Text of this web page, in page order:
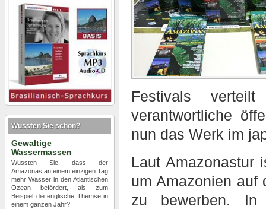
Festivals
verantwortliche
nun das Werk im
Laut Amazonastur
um Amazonien auf
zu bewerben.
Wussten Sie schon?
Gewaltige
Wassermassen
Wussten Sie, dass der
Amazonas an einem einzigen Tag
mehr Wasser in den Atlantischen
Ozean befördert, als zum
Beispiel die englische Themse in
einem ganzen Jahr?